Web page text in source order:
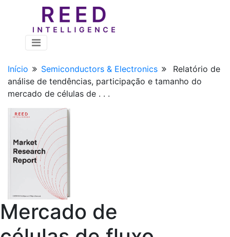
Início Semiconductors & Electronics
Relatório de
análise de tendências, participação e tamanho do
mercado de células de . . .
Mercado de